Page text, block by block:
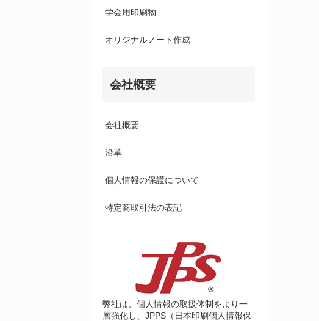
学会用印刷物
オリジナルノート作成
会社概要
会社概要
沿革
個人情報の保護について
特定商取引法の表記
弊社は、個人情報の取扱体制をより一
層強化し、JPPS（日本印刷個人情報保